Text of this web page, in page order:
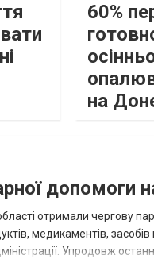
60%
на
допомоги
отримали чергову
медикаментів,
Упродовж